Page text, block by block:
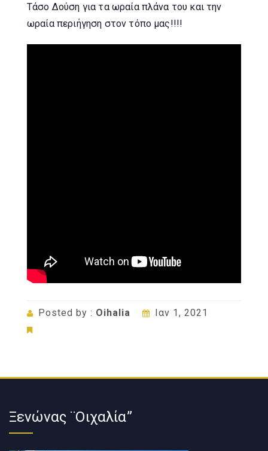
Τάσο Δούση για τα ωραία πλάνα του και την
ωραία περιήγηση στον τόπο μας!!!!
Posted by : Oihalia Ιαν 1, 2021
Ξενώνας ¨Οιχαλία”